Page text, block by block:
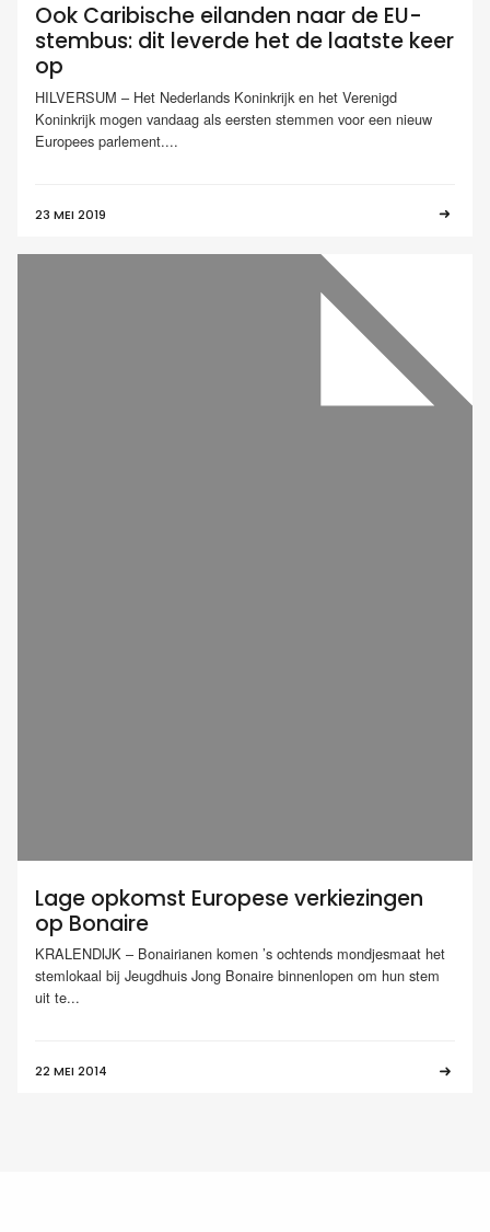
Ook Caribische eilanden naar de EU-
stembus: dit leverde het de laatste keer
op
HILVERSUM – Het Nederlands Koninkrijk en het Verenigd
Koninkrijk mogen vandaag als eersten stemmen voor een nieuw
Europees parlement....
23 MEI 2019
Lage opkomst Europese verkiezingen
op Bonaire
KRALENDIJK – Bonairianen komen ’s ochtends mondjesmaat het
stemlokaal bij Jeugdhuis Jong Bonaire binnenlopen om hun stem
uit te...
22 MEI 2014